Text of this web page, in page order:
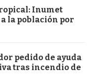
Inumet
la población por
pedido de ayuda
tras incendio de